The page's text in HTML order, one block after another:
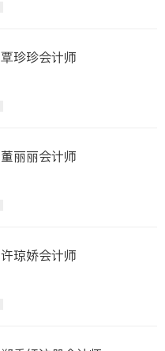
覃珍珍会计师
董丽丽会计师
许琼娇会计师